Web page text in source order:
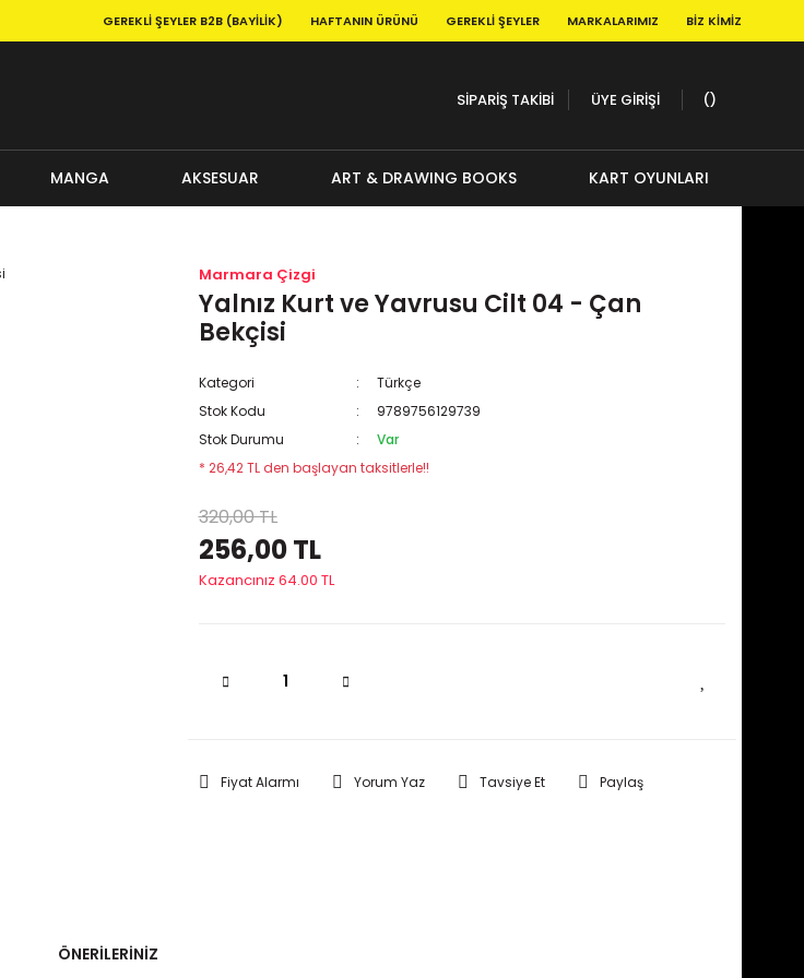
GEREKLI ŞEYLER B2B (BAYILIK) HAFTANIN ÜRÜNÜ GEREKLI ŞEYLER MARKALARIMIZ BIZ KIMIZ
SİPARİŞ TAKİBİ ÜYE GİRİŞİ
MANGA AKSESUAR ART & DRAWING BOOKS KART OYUNLARI
Marmara Çizgi
Yalnız Kurt ve Yavrusu Cilt 04 - Çan
Bekçisi
Kategori
Türkçe
Stok Kodu
9789756129739
Stok Durumu
Var
* 26,42 TL den başlayan taksitlerle!!
320,00 TL
256,00 TL
Kazancınız 64.00 TL
Fiyat Alarmı Yorum Yaz Tavsiye Et Paylaş
ÖNERILERINIZ